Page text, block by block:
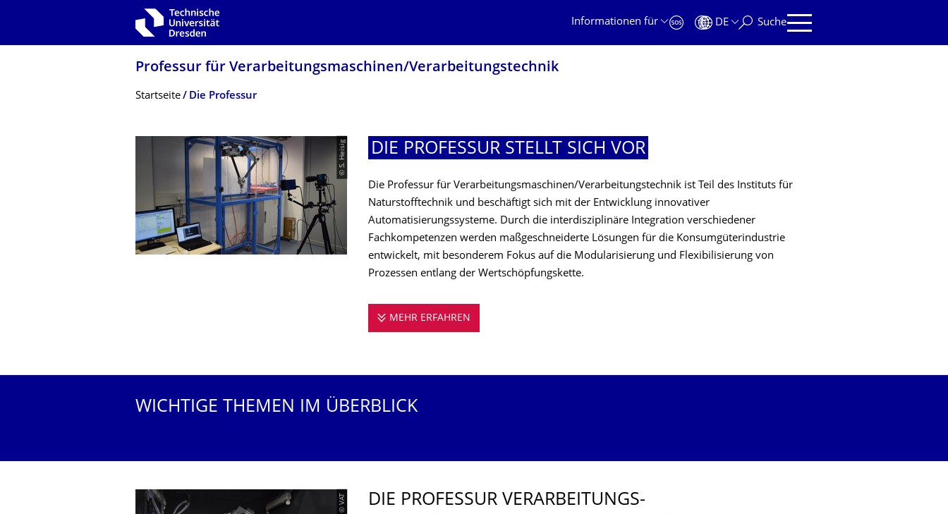
Zur Hauptnavigation springen
Informationen für
DE Suche
Professur für Verarbeitungs­maschinen/Verarbeitungstech­nik
Breadcrumb-Menü
Startseite Die Professur
© S. Heisig DIE PROFESSUR STELLT SICH VOR
Die Professur für Verarbeitungsmaschinen/Verarbeitungstechnik ist Teil des Instituts für
Naturstofftechnik und beschäftigt sich mit der Entwicklung innovativer
Automatisierungssysteme. Durch die interdisziplinäre Integration verschiedener
Fachkompetenzen werden maßgeschneiderte Lösungen für die Konsumgüterindustrie
entwickelt, mit besonderem Fokus auf die Modularisierung und Flexibilisierung von
Prozessen entlang der Wertschöpfungskette.
MEHR ERFAHREN
WICHTIGE THEMEN IM ÜBERBLICK
© VAT
DIE PROFESSUR VERARBEITUNGS­